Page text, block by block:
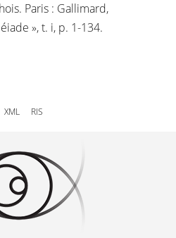
Paris : Gallimard,
», t. i, p. 1-134.
XML RIS